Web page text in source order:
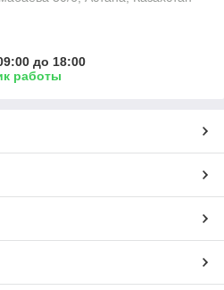
до 18:00
работы